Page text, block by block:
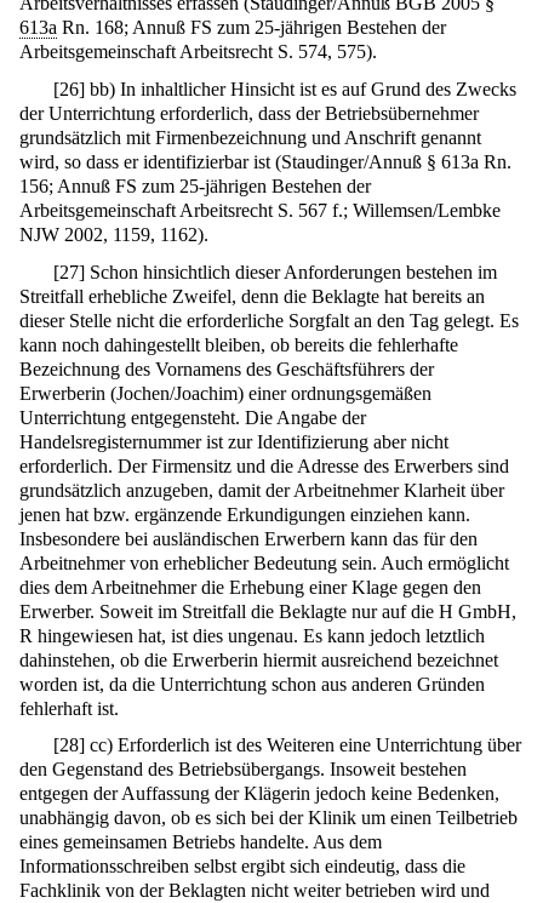
613a Rn. 168; Annuß FS zum 25-jährigen Bestehen der
Arbeitsgemeinschaft Arbeitsrecht S. 574, 575).
[26] bb) In inhaltlicher Hinsicht ist es auf Grund des Zwecks
der Unterrichtung erforderlich, dass der Betriebsübernehmer
grundsätzlich mit Firmenbezeichnung und Anschrift genannt
wird, so dass er identifizierbar ist (Staudinger/Annuß § 613a Rn.
156; Annuß FS zum 25-jährigen Bestehen der
Arbeitsgemeinschaft Arbeitsrecht S. 567 f.; Willemsen/Lembke
NJW 2002, 1159, 1162).
[27] Schon hinsichtlich dieser Anforderungen bestehen im
Streitfall erhebliche Zweifel, denn die Beklagte hat bereits an
dieser Stelle nicht die erforderliche Sorgfalt an den Tag gelegt. Es
kann noch dahingestellt bleiben, ob bereits die fehlerhafte
Bezeichnung des Vornamens des Geschäftsführers der
Erwerberin (Jochen/Joachim) einer ordnungsgemäßen
Unterrichtung entgegensteht. Die Angabe der
Handelsregisternummer ist zur Identifizierung aber nicht
erforderlich. Der Firmensitz und die Adresse des Erwerbers sind
grundsätzlich anzugeben, damit der Arbeitnehmer Klarheit über
jenen hat bzw. ergänzende Erkundigungen einziehen kann.
Insbesondere bei ausländischen Erwerbern kann das für den
Arbeitnehmer von erheblicher Bedeutung sein. Auch ermöglicht
dies dem Arbeitnehmer die Erhebung einer Klage gegen den
Erwerber. Soweit im Streitfall die Beklagte nur auf die H GmbH,
R hingewiesen hat, ist dies ungenau. Es kann jedoch letztlich
dahinstehen, ob die Erwerberin hiermit ausreichend bezeichnet
worden ist, da die Unterrichtung schon aus anderen Gründen
fehlerhaft ist.
[28] cc) Erforderlich ist des Weiteren eine Unterrichtung über
den Gegenstand des Betriebsübergangs. Insoweit bestehen
entgegen der Auffassung der Klägerin jedoch keine Bedenken,
unabhängig davon, ob es sich bei der Klinik um einen Teilbetrieb
eines gemeinsamen Betriebs handelte. Aus dem
Informationsschreiben selbst ergibt sich eindeutig, dass die
Fachklinik von der Beklagten nicht weiter betrieben wird und